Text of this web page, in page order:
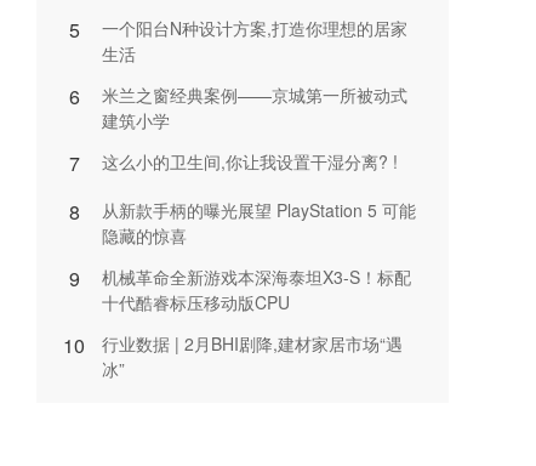
5 一个阳台N种设计方案,打造你理想的居家
生活
6 米兰之窗经典案例——京城第一所被动式
建筑小学
7 这么小的卫生间,你让我设置干湿分离? !
8 从新款手柄的曝光展望 PlayStation 5 可能
隐藏的惊喜
9 机械革命全新游戏本深海泰坦X3-S！标配
十代酷睿标压移动版CPU
10 行业数据 | 2月BHI剧降,建材家居市场“遇
冰”